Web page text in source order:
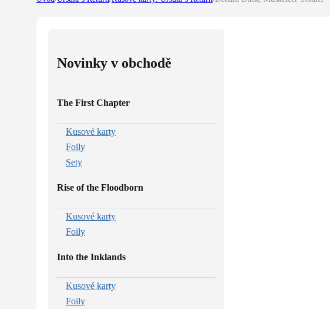
Novinky v obchodě
The First Chapter
Kusové karty
Foily
Sety
Rise of the Floodborn
Kusové karty
Foily
Into the Inklands
Kusové karty
Foily